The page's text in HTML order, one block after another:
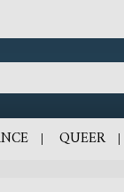
QUEER